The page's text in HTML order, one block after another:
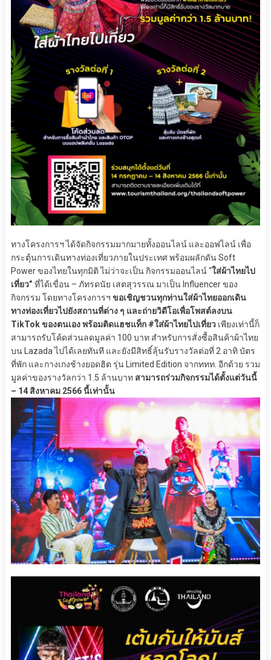
ทางโครงการฯ ได้จัดกิจกรรมมากมายทั้งออนไลน์ และออฟไลน์ เพื่อ
กระตุ้นการเดินทางท่องเที่ยวภายในประเทศ พร้อมผลักดัน Soft
Power ของไทยในทุกมิติ ไม่ว่าจะเป็น กิจกรรมออนไลน์ “ใส่ผ้าไทยไป
เที่ยว” ที่ได้เขื่อน – ภัทรดนัย เสตสุวรรณ มาเป็น Influencer ของ
กิจกรรม โดยทางโครงการฯ ขอเชิญชวนทุกท่านใส่ผ้าไทยออกเดิน
ทางท่องเที่ยวไปยังสถานที่ต่าง ๆ และถ่ายวิดีโอเพื่อโพสต์ลงบน
TikTok ของตนเอง พร้อมติดแฮชแท็ก #ใส่ผ้าไทยไปเที่ยวเพียงเท่านี้ก็
สามารถรับโค้ดส่วนลดมูลค่า 100 บาท สำหรับการสั่งซื้อสินค้าผ้าไทย
บน Lazada ไปได้เลยทันที และยังมีสิทธิ์ลุ้นรับรางวัลต่อที่ 2 อาทิ บัตร
ที่พัก และกางเกงช้างยอดฮิต รุ่น Limited Edition จากททท. อีกด้วย รวม
มูลค่าของรางวัลกว่า 1.5 ล้านบาท สามารถร่วมกิจกรรมได้ตั้งแต่วันนี้
– 14 สิงหาคม 2566 นี้เท่านั้น